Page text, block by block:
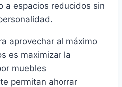
a espacios reducidos sin
aprovechar al máximo
es maximizar la
muebles
permitan ahorrar